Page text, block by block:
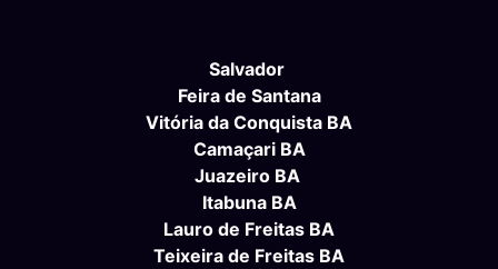
Salvador
Feira de Santana
Vitória da Conquista BA
Camaçari BA
Juazeiro BA
Itabuna BA
Lauro de Freitas BA
Teixeira de Freitas BA